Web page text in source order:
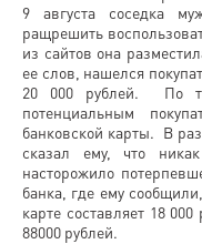
9 августа соседка
ращрешить
из сайтов она
ее слов, нашелся
20 000 рублей. По
потенциальным
банковской карты. В
сказал ему, что
насторожило
банка, где ему
карте составляет 18
88000 рублей.